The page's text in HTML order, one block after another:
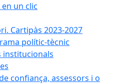
en un clic
Cartipàs 2023-2027
polític-tècnic
institucionals
confiança, assessors i o